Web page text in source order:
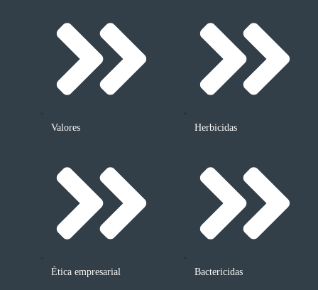
Valores
Ética empresarial
Herbicidas
Bactericidas